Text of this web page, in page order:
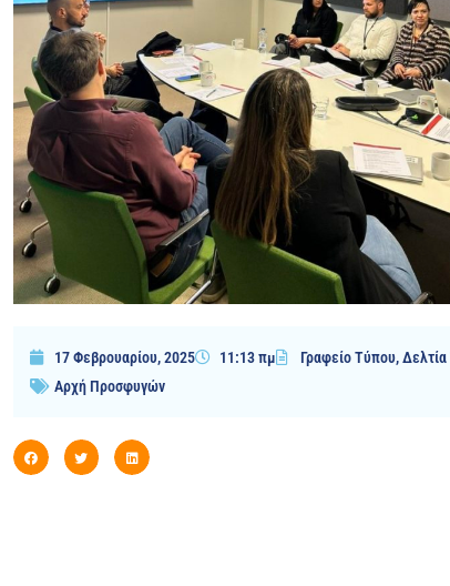
17 Φεβρουαρίου, 2025 11:13 πμ Γραφείο Τύπου,
Αρχή Προσφυγών